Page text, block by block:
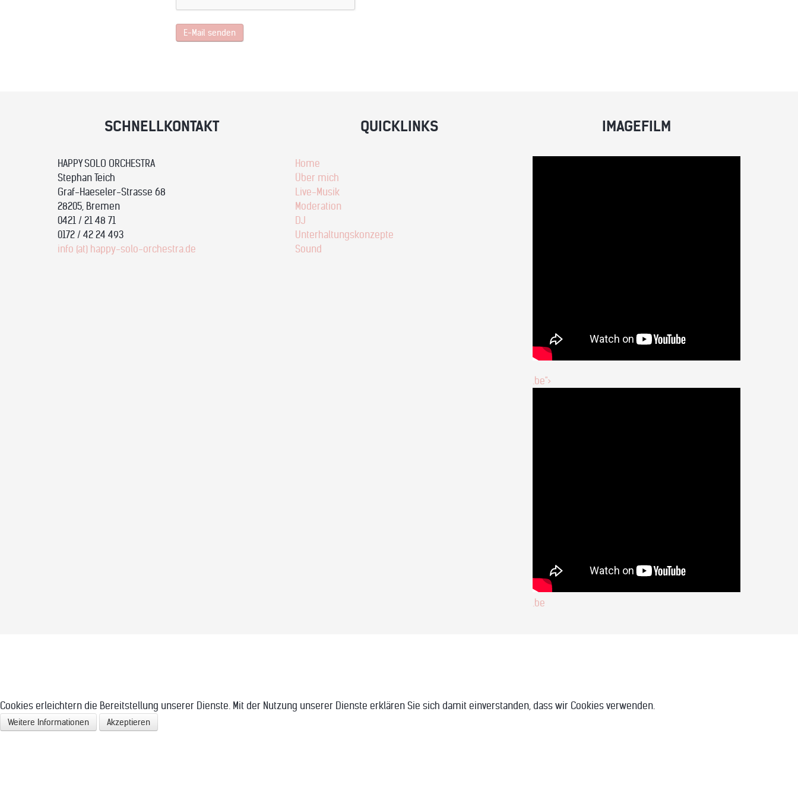
E-Mail senden
SCHNELLKONTAKT
HAPPY SOLO ORCHESTRA
Stephan Teich
Graf-Haeseler-Strasse 68
28205, Bremen
0421 / 21 48 71
0172 / 42 24 493
info (at) happy-solo-orchestra.de
QUICKLINKS
Home
Über mich
Live-Musik
Moderation
DJ
Unterhaltungskonzepte
Sound
IMAGEFILM
.be">
.be
Cookies erleichtern die Bereitstellung unserer Dienste. Mit der Nutzung unserer Dienste erklären Sie sich damit einverstanden, dass wir Cookies verwenden.
Weitere Informationen Akzeptieren